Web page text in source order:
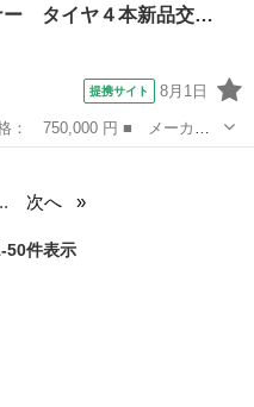
タイヤ４本新品交…
提携サイト 8月1日
■ グレード名： クーパ
次へ
50件表示